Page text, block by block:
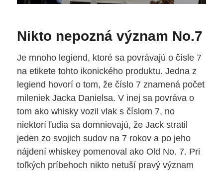
Nikto nepozná význam No.7
Je mnoho legiend, ktoré sa povrávajú o čísle 7
na etikete tohto ikonického produktu. Jedna z
legiend hovorí o tom, že číslo 7 znamená počet
mileniek Jacka Danielsa. V inej sa povráva o
tom ako whisky vozil vlak s číslom 7, no
niektorí ľudia sa domnievajú, že Jack stratil
jeden zo svojich sudov na 7 rokov a po jeho
nájdení whiskey pomenoval ako Old No. 7. Pri
toľkých príbehoch nikto netuší pravý význam